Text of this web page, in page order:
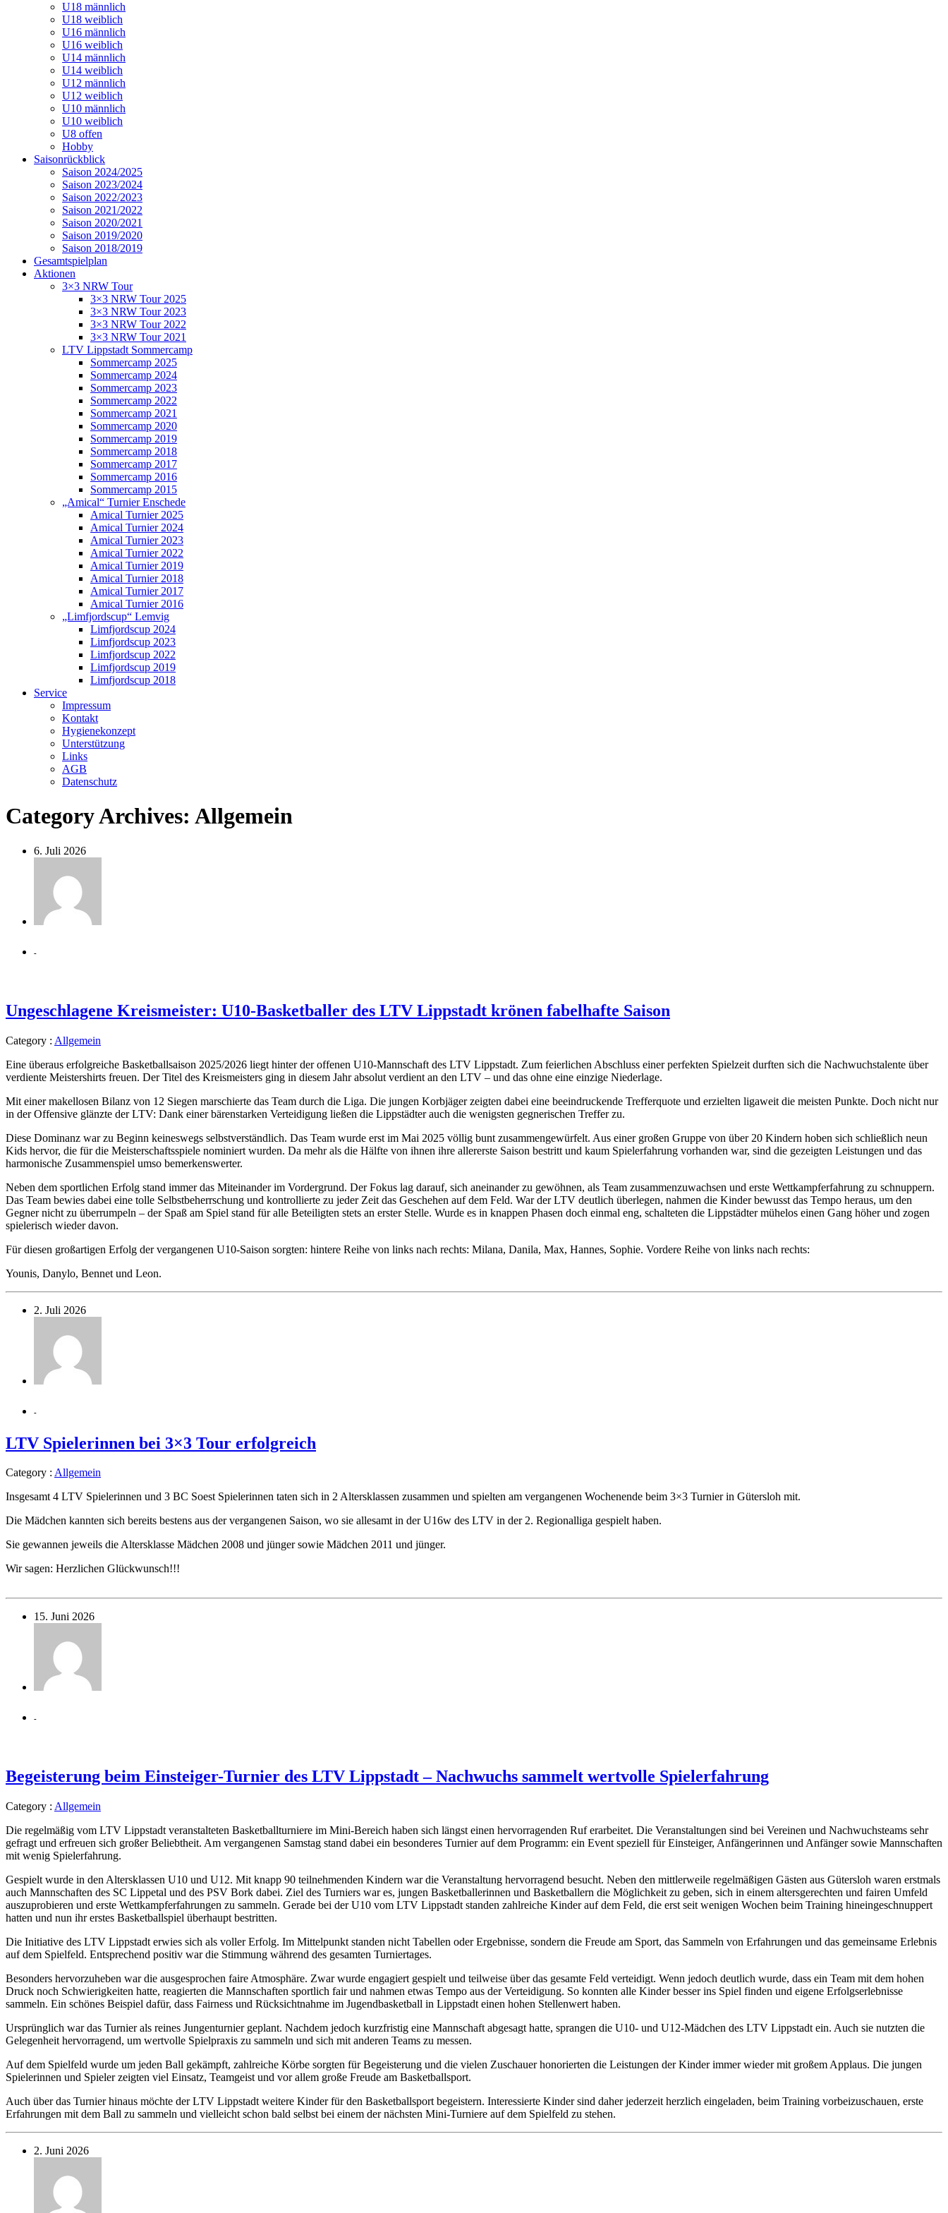
U18 männlich
U18 weiblich
U16 männlich
U16 weiblich
U14 männlich
U14 weiblich
U12 männlich
U12 weiblich
U10 männlich
U10 weiblich
U8 offen
Hobby
Saisonrückblick
Saison 2024/2025
Saison 2023/2024
Saison 2022/2023
Saison 2021/2022
Saison 2020/2021
Saison 2019/2020
Saison 2018/2019
Gesamtspielplan
Aktionen
3×3 NRW Tour
3×3 NRW Tour 2025
3×3 NRW Tour 2023
3×3 NRW Tour 2022
3×3 NRW Tour 2021
LTV Lippstadt Sommercamp
Sommercamp 2025
Sommercamp 2024
Sommercamp 2023
Sommercamp 2022
Sommercamp 2021
Sommercamp 2020
Sommercamp 2019
Sommercamp 2018
Sommercamp 2017
Sommercamp 2016
Sommercamp 2015
„Amical“ Turnier Enschede
Amical Turnier 2025
Amical Turnier 2024
Amical Turnier 2023
Amical Turnier 2022
Amical Turnier 2019
Amical Turnier 2018
Amical Turnier 2017
Amical Turnier 2016
„Limfjordscup“ Lemvig
Limfjordscup 2024
Limfjordscup 2023
Limfjordscup 2022
Limfjordscup 2019
Limfjordscup 2018
Service
Impressum
Kontakt
Hygienekonzept
Unterstützung
Links
AGB
Datenschutz
Category Archives: Allgemein
6. Juli 2026
-
Ungeschlagene Kreismeister: U10-Basketballer des LTV Lippstadt krönen fabelhafte Saison
Category : Allgemein
Eine überaus erfolgreiche Basketballsaison 2025/2026 liegt hinter der offenen U10-Mannschaft des LTV Lippstadt. Zum feierlichen Abschluss einer perfekten Spielzeit durften sich die Nachwuchstalente über
verdiente Meistershirts freuen. Der Titel des Kreismeisters ging in diesem Jahr absolut verdient an den LTV – und das ohne eine einzige Niederlage.
Mit einer makellosen Bilanz von 12 Siegen marschierte das Team durch die Liga. Die jungen Korbjäger zeigten dabei eine beeindruckende Trefferquote und erzielten ligaweit die meisten Punkte. Doch nicht nur
in der Offensive glänzte der LTV: Dank einer bärenstarken Verteidigung ließen die Lippstädter auch die wenigsten gegnerischen Treffer zu.
Diese Dominanz war zu Beginn keineswegs selbstverständlich. Das Team wurde erst im Mai 2025 völlig bunt zusammengewürfelt. Aus einer großen Gruppe von über 20 Kindern hoben sich schließlich neun
Kids hervor, die für die Meisterschaftsspiele nominiert wurden. Da mehr als die Hälfte von ihnen ihre allererste Saison bestritt und kaum Spielerfahrung vorhanden war, sind die gezeigten Leistungen und das
harmonische Zusammenspiel umso bemerkenswerter.
Neben dem sportlichen Erfolg stand immer das Miteinander im Vordergrund. Der Fokus lag darauf, sich aneinander zu gewöhnen, als Team zusammenzuwachsen und erste Wettkampferfahrung zu schnuppern.
Das Team bewies dabei eine tolle Selbstbeherrschung und kontrollierte zu jeder Zeit das Geschehen auf dem Feld. War der LTV deutlich überlegen, nahmen die Kinder bewusst das Tempo heraus, um den
Gegner nicht zu überrumpeln – der Spaß am Spiel stand für alle Beteiligten stets an erster Stelle. Wurde es in knappen Phasen doch einmal eng, schalteten die Lippstädter mühelos einen Gang höher und zogen
spielerisch wieder davon.
Für diesen großartigen Erfolg der vergangenen U10-Saison sorgten: hintere Reihe von links nach rechts: Milana, Danila, Max, Hannes, Sophie. Vordere Reihe von links nach rechts:
Younis, Danylo, Bennet und Leon.
2. Juli 2026
-
LTV Spielerinnen bei 3×3 Tour erfolgreich
Category : Allgemein
Insgesamt 4 LTV Spielerinnen und 3 BC Soest Spielerinnen taten sich in 2 Altersklassen zusammen und spielten am vergangenen Wochenende beim 3×3 Turnier in Gütersloh mit.
Die Mädchen kannten sich bereits bestens aus der vergangenen Saison, wo sie allesamt in der U16w des LTV in der 2. Regionalliga gespielt haben.
Sie gewannen jeweils die Altersklasse Mädchen 2008 und jünger sowie Mädchen 2011 und jünger.
Wir sagen: Herzlichen Glückwunsch!!!
15. Juni 2026
-
Begeisterung beim Einsteiger-Turnier des LTV Lippstadt – Nachwuchs sammelt wertvolle Spielerfahrung
Category : Allgemein
Die regelmäßig vom LTV Lippstadt veranstalteten Basketballturniere im Mini-Bereich haben sich längst einen hervorragenden Ruf erarbeitet. Die Veranstaltungen sind bei Vereinen und Nachwuchsteams sehr
gefragt und erfreuen sich großer Beliebtheit. Am vergangenen Samstag stand dabei ein besonderes Turnier auf dem Programm: ein Event speziell für Einsteiger, Anfängerinnen und Anfänger sowie Mannschaften
mit wenig Spielerfahrung.
Gespielt wurde in den Altersklassen U10 und U12. Mit knapp 90 teilnehmenden Kindern war die Veranstaltung hervorragend besucht. Neben den mittlerweile regelmäßigen Gästen aus Gütersloh waren erstmals
auch Mannschaften des SC Lippetal und des PSV Bork dabei. Ziel des Turniers war es, jungen Basketballerinnen und Basketballern die Möglichkeit zu geben, sich in einem altersgerechten und fairen Umfeld
auszuprobieren und erste Wettkampferfahrungen zu sammeln. Gerade bei der U10 vom LTV Lippstadt standen zahlreiche Kinder auf dem Feld, die erst seit wenigen Wochen beim Training hineingeschnuppert
hatten und nun ihr erstes Basketballspiel überhaupt bestritten.
Die Initiative des LTV Lippstadt erwies sich als voller Erfolg. Im Mittelpunkt standen nicht Tabellen oder Ergebnisse, sondern die Freude am Sport, das Sammeln von Erfahrungen und das gemeinsame Erlebnis
auf dem Spielfeld. Entsprechend positiv war die Stimmung während des gesamten Turniertages.
Besonders hervorzuheben war die ausgesprochen faire Atmosphäre. Zwar wurde engagiert gespielt und teilweise über das gesamte Feld verteidigt. Wenn jedoch deutlich wurde, dass ein Team mit dem hohen
Druck noch Schwierigkeiten hatte, reagierten die Mannschaften sportlich fair und nahmen etwas Tempo aus der Verteidigung. So konnten alle Kinder besser ins Spiel finden und eigene Erfolgserlebnisse
sammeln. Ein schönes Beispiel dafür, dass Fairness und Rücksichtnahme im Jugendbasketball in Lippstadt einen hohen Stellenwert haben.
Ursprünglich war das Turnier als reines Jungenturnier geplant. Nachdem jedoch kurzfristig eine Mannschaft abgesagt hatte, sprangen die U10- und U12-Mädchen des LTV Lippstadt ein. Auch sie nutzten die
Gelegenheit hervorragend, um wertvolle Spielpraxis zu sammeln und sich mit anderen Teams zu messen.
Auf dem Spielfeld wurde um jeden Ball gekämpft, zahlreiche Körbe sorgten für Begeisterung und die vielen Zuschauer honorierten die Leistungen der Kinder immer wieder mit großem Applaus. Die jungen
Spielerinnen und Spieler zeigten viel Einsatz, Teamgeist und vor allem große Freude am Basketballsport.
Auch über das Turnier hinaus möchte der LTV Lippstadt weitere Kinder für den Basketballsport begeistern. Interessierte Kinder sind daher jederzeit herzlich eingeladen, beim Training vorbeizuschauen, erste
Erfahrungen mit dem Ball zu sammeln und vielleicht schon bald selbst bei einem der nächsten Mini-Turniere auf dem Spielfeld zu stehen.
2. Juni 2026